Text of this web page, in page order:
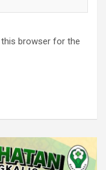
this browser for the